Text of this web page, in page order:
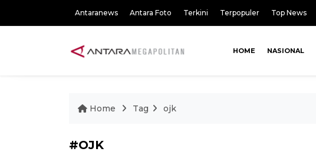
Antaranews Antara Foto Terkini Terpopuler Top News
HOME NASIONAL
Home Tag ojk
#OJK